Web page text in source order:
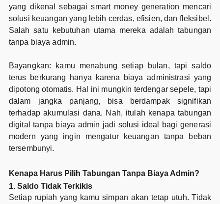
yang dikenal sebagai smart money generation mencari
solusi keuangan yang lebih cerdas, efisien, dan fleksibel.
Salah satu kebutuhan utama mereka adalah tabungan
tanpa biaya admin.
Bayangkan: kamu menabung setiap bulan, tapi saldo
terus berkurang hanya karena biaya administrasi yang
dipotong otomatis. Hal ini mungkin terdengar sepele, tapi
dalam jangka panjang, bisa berdampak signifikan
terhadap akumulasi dana. Nah, itulah kenapa tabungan
digital tanpa biaya admin jadi solusi ideal bagi generasi
modern yang ingin mengatur keuangan tanpa beban
tersembunyi.
Kenapa Harus Pilih Tabungan Tanpa Biaya Admin?
1. Saldo Tidak Terkikis
Setiap rupiah yang kamu simpan akan tetap utuh. Tidak